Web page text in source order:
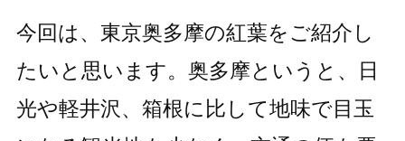
今回は、東京奥多摩の紅葉をご紹介し
たいと思います。奥多摩というと、日
光や軽井沢、箱根に比して地味で目玉